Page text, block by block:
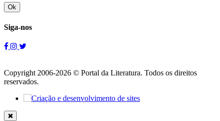
Ok
Siga-nos
Copyright 2006-2026 © Portal da Literatura. Todos os direitos
reservados.